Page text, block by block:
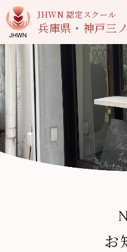
JHWN 認定スクール
兵庫県・神戸三
お